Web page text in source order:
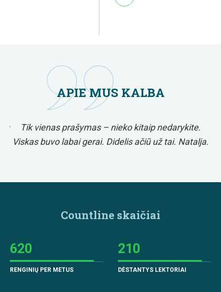
APIE MUS KALBA
Tik vienas prašymas – nieko kitaip nedarykite.
Viskas buvo labai gerai. Didelis ačiū už tai. Natalja.
Countline skaičiai
620
RENGINIŲ PER METUS
210
DĖSTANTYS LEKTORIAI